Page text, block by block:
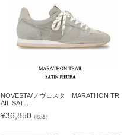
NOVESTA/ノヴェスタ MARATHON TR
AIL SAT...
¥36,850 （税込）